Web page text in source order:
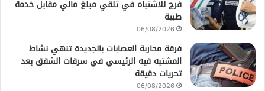
فرج للاشتباه في تلقي مبلغ مالي مقابل خدمة
طبية
06/08/2026
فرقة محاربة العصابات بالجديدة تنهي نشاط
المشتبه فيه الرئيسي في سرقات الشقق بعد
تحريات دقيقة
06/08/2026